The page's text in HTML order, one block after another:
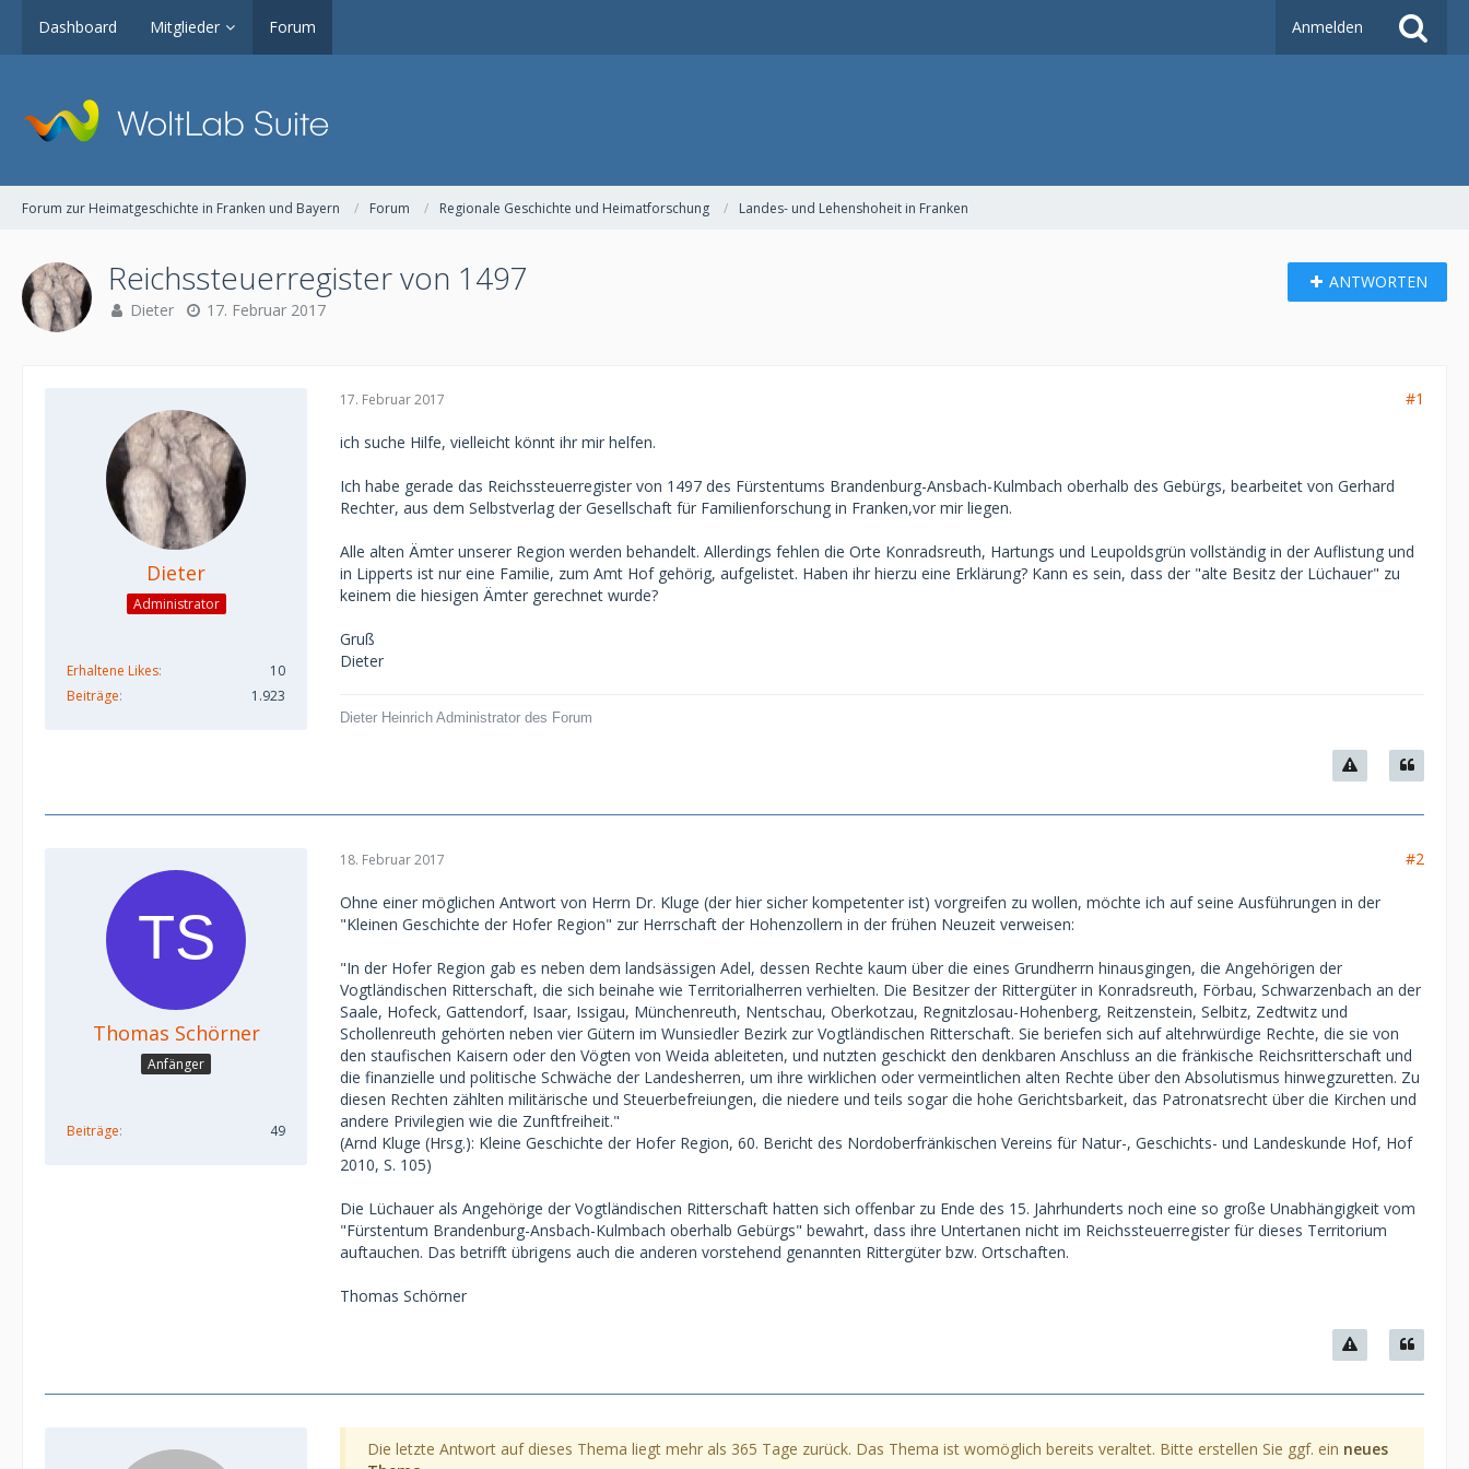
Dashboard Mitglieder Forum Anmelden
Forum zur Heimatgeschichte in Franken und Bayern Forum Regionale Geschichte und Heimatforschung Landes- und Lehenshoheit in Franken
Reichssteuerregister von 1497
Dieter 17. Februar 2017
ANTWORTEN
Dieter
Administrator
Erhaltene Likes
10
Beiträge
1.923
17. Februar 2017 #1
ich suche Hilfe, vielleicht könnt ihr mir helfen.
Ich habe gerade das Reichssteuerregister von 1497 des Fürstentums Brandenburg-Ansbach-Kulmbach oberhalb des Gebürgs, bearbeitet von Gerhard
Rechter, aus dem Selbstverlag der Gesellschaft für Familienforschung in Franken,vor mir liegen.
Alle alten Ämter unserer Region werden behandelt. Allerdings fehlen die Orte Konradsreuth, Hartungs und Leupoldsgrün vollständig in der Auflistung und
in Lipperts ist nur eine Familie, zum Amt Hof gehörig, aufgelistet. Haben ihr hierzu eine Erklärung? Kann es sein, dass der "alte Besitz der Lüchauer" zu
keinem die hiesigen Ämter gerechnet wurde?
Gruß
Dieter
Dieter Heinrich Administrator des Forum
Thomas Schörner
Anfänger
Beiträge 49
18. Februar 2017 #2
Ohne einer möglichen Antwort von Herrn Dr. Kluge (der hier sicher kompetenter ist) vorgreifen zu wollen, möchte ich auf seine Ausführungen in der
"Kleinen Geschichte der Hofer Region" zur Herrschaft der Hohenzollern in der frühen Neuzeit verweisen:
"In der Hofer Region gab es neben dem landsässigen Adel, dessen Rechte kaum über die eines Grundherrn hinausgingen, die Angehörigen der
Vogtländischen Ritterschaft, die sich beinahe wie Territorialherren verhielten. Die Besitzer der Rittergüter in Konradsreuth, Förbau, Schwarzenbach an der
Saale, Hofeck, Gattendorf, Isaar, Issigau, Münchenreuth, Nentschau, Oberkotzau, Regnitzlosau-Hohenberg, Reitzenstein, Selbitz, Zedtwitz und
Schollenreuth gehörten neben vier Gütern im Wunsiedler Bezirk zur Vogtländischen Ritterschaft. Sie beriefen sich auf altehrwürdige Rechte, die sie von
den staufischen Kaisern oder den Vögten von Weida ableiteten, und nutzten geschickt den denkbaren Anschluss an die fränkische Reichsritterschaft und
die finanzielle und politische Schwäche der Landesherren, um ihre wirklichen oder vermeintlichen alten Rechte über den Absolutismus hinwegzuretten. Zu
diesen Rechten zählten militärische und Steuerbefreiungen, die niedere und teils sogar die hohe Gerichtsbarkeit, das Patronatsrecht über die Kirchen und
andere Privilegien wie die Zunftfreiheit."
(Arnd Kluge (Hrsg.): Kleine Geschichte der Hofer Region, 60. Bericht des Nordoberfränkischen Vereins für Natur-, Geschichts- und Landeskunde Hof, Hof
2010, S. 105)
Die Lüchauer als Angehörige der Vogtländischen Ritterschaft hatten sich offenbar zu Ende des 15. Jahrhunderts noch eine so große Unabhängigkeit vom
"Fürstentum Brandenburg-Ansbach-Kulmbach oberhalb Gebürgs" bewahrt, dass ihre Untertanen nicht im Reichssteuerregister für dieses Territorium
auftauchen. Das betrifft übrigens auch die anderen vorstehend genannten Rittergüter bzw. Ortschaften.
Thomas Schörner
Die letzte Antwort auf dieses Thema liegt mehr als 365 Tage zurück. Das Thema ist womöglich bereits veraltet. Bitte erstellen Sie ggf. ein neues